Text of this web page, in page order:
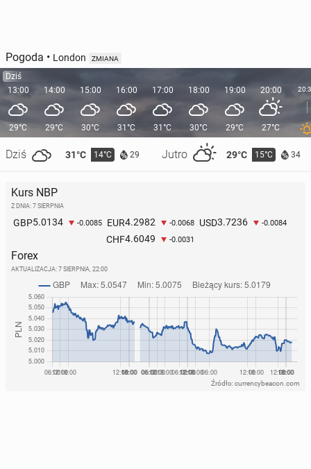
Pogoda • London ZMIANA
Dziś
13:00
29°C
Dziś 31°C 14°C 29 Jutro 29°C 15°C 34
14:00
29°C
15:00
30°C
16:00
31°C
17:00
31°C
18:00
30°C
19:00
29°C
20:00
27°C
Kurs NBP
Z DNIA: 7 SIERPNIA
GBP5.0134 -0.0085 EUR4.2982 -0.0068 USD3.7236 -0.0084
CHF4.6049 -0.0031
Forex
AKTUALIZACJA: 7 SIERPNIA, 22:00
Źródło: currencybeacon.com